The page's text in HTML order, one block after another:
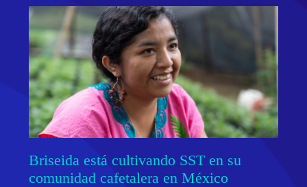
Briseida está cultivando SST en su
comunidad cafetalera en México